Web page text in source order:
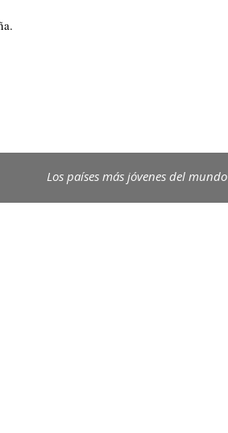
Los países más jóvenes del mundo